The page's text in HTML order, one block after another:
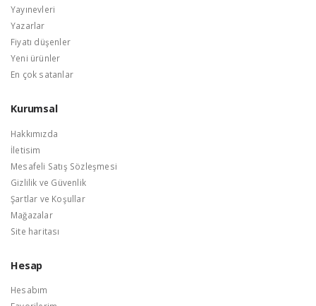
Yayınevleri
Yazarlar
Fiyatı düşenler
Yeni ürünler
En çok satanlar
Kurumsal
Hakkımızda
İletisim
Mesafeli Satış Sözleşmesi
Gizlilik ve Güvenlik
Şartlar ve Koşullar
Mağazalar
Site haritası
Hesap
Hesabım